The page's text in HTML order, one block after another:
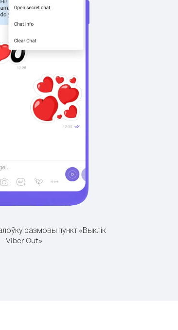
размовы пункт «Выклік
Viber Out»